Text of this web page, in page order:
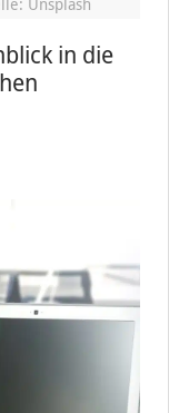
Unsplash
in die